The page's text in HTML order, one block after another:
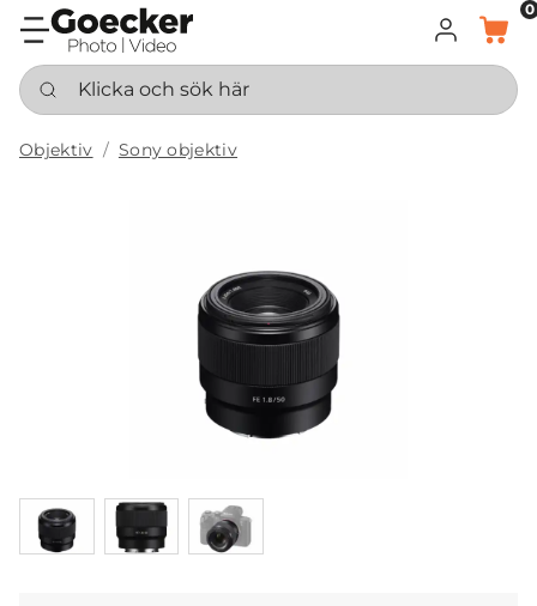
LOGGA IN
KORG
0
Klicka och sök här
Objektiv Sony objektiv